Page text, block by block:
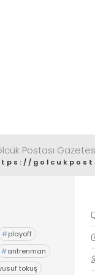
Postası
#playoff
#antrenman
tokuş